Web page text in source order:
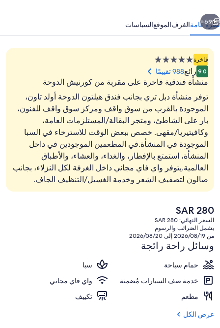
أولد
تاون
شاطئ خاص قريب، حافلة نقل من وإلى
التالي
69+
نظرة عامةالغرفالموقعالسياسات
فاخرةمنشأة
فندقية
مصنفة
5.0
نجوم
9.0 رائع988 تقييمًا
منشأة فندقية فاخرة على مقربة من كورنيش الدوحة
توفر منشأة دبل تري بجانب فندق هيلتون الدوحة أولد تاون،
الموجودة بالقرب من سوق واقف ومركز سوق واقف للفنون،
بار على الشاطئ، ومتجر البقالة/المستلزمات العامة،
وكافيتيريا/مقهى. خصص ببعض الوقت للاسترخاء في السبا
الموجودة في المنشأة.في المطعمين الموجودين في داخل
المنشأة، استمتع بالإفطار، والغداء، والعشاء، والأطباق
العالمية.يتوفر واي فاي مجاني داخل الغرفة لكل النزلاء، بجانب
صالون لتصفيف الشعر وخدمة الغسيل/التنظيف الجاف.
السعر
الحالي
هو
SAR
280
SAR 280
السعر النهائي: SAR 280
يشمل الضرائب والرسوم
من 2026/08/19 إلى 2026/08/20
وسائل راحة رائجة
حمام سباحة
سبا
خدمة صف السيارات مُضمنة
واي فاي مجاني
مطعم
تكييف
عرض الكل